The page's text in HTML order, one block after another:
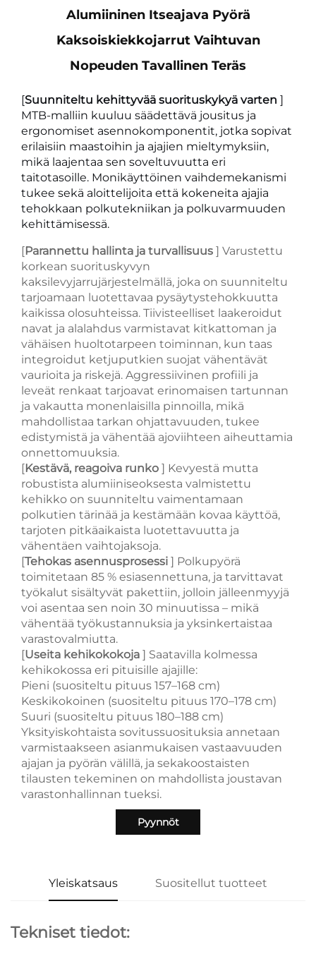
Alumiininen Itseajava Pyörä
Kaksoiskiekkojarrut Vaihtuvan
Nopeuden Tavallinen Teräs
[Suunniteltu kehittyvää suorituskykyä varten ]
MTB-malliin kuuluu säädettävä jousitus ja
ergonomiset asennokomponentit, jotka sopivat
erilaisiin maastoihin ja ajajien mieltymyksiin,
mikä laajentaa sen soveltuvuutta eri
taitotasoille. Monikäyttöinen vaihdemekanismi
tukee sekä aloittelijoita että kokeneita ajajia
tehokkaan polkutekniikan ja polkuvarmuuden
kehittämisessä.
[Parannettu hallinta ja turvallisuus ] Varustettu
korkean suorituskyvyn
kaksilevyjarrujärjestelmällä, joka on suunniteltu
tarjoamaan luotettavaa pysäytystehokkuutta
kaikissa olosuhteissa. Tiivisteelliset laakeroidut
navat ja alalahdus varmistavat kitkattoman ja
vähäisen huoltotarpeen toiminnan, kun taas
integroidut ketjuputkien suojat vähentävät
vaurioita ja riskejä. Aggressiivinen profiili ja
leveät renkaat tarjoavat erinomaisen tartunnan
ja vakautta monenlaisilla pinnoilla, mikä
mahdollistaa tarkan ohjattavuuden, tukee
edistymistä ja vähentää ajoviihteen aiheuttamia
onnettomuuksia.
[Kestävä, reagoiva runko ] Kevyestä mutta
robustista alumiiniseoksesta valmistettu
kehikko on suunniteltu vaimentamaan
polkutien tärinää ja kestämään kovaa käyttöä,
tarjoten pitkäaikaista luotettavuutta ja
vähentäen vaihtojaksoja.
[Tehokas asennusprosessi ] Polkupyörä
toimitetaan 85 % esiasennettuna, ja tarvittavat
työkalut sisältyvät pakettiin, jolloin jälleenmyyjä
voi asentaa sen noin 30 minuutissa – mikä
vähentää työkustannuksia ja yksinkertaistaa
varastovalmiutta.
[Useita kehikokokoja ] Saatavilla kolmessa
kehikokossa eri pituisille ajajille:
Pieni (suositeltu pituus 157–168 cm)
Keskikokoinen (suositeltu pituus 170–178 cm)
Suuri (suositeltu pituus 180–188 cm)
Yksityiskohtaista sovitussuosituksia annetaan
varmistaakseen asianmukaisen vastaavuuden
ajajan ja pyörän välillä, ja sekakoostaisten
tilausten tekeminen on mahdollista joustavan
varastonhallinnan tueksi.
Pyynnöt
Yleiskatsaus Suositellut tuotteet
Tekniset tiedot: